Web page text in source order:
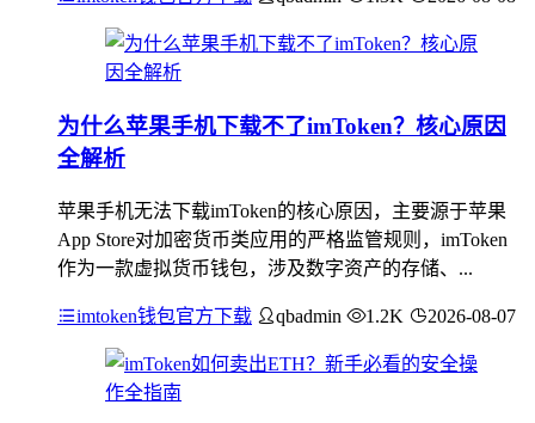
为什么苹果手机下载不了imToken？核心原因
全解析
苹果手机无法下载imToken的核心原因，主要源于苹果
App Store对加密货币类应用的严格监管规则，imToken
作为一款虚拟货币钱包，涉及数字资产的存储、...
imtoken钱包官方下载 qbadmin 1.2K 2026-08-07